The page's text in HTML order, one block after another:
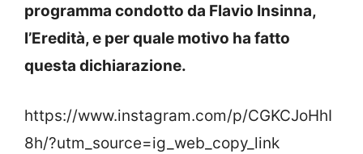
programma condotto da Flavio Insinna,
l’Eredità, e per quale motivo ha fatto
questa dichiarazione.
https://www.instagram.com/p/CGKCJoHhI
8h/?utm_source=ig_web_copy_link